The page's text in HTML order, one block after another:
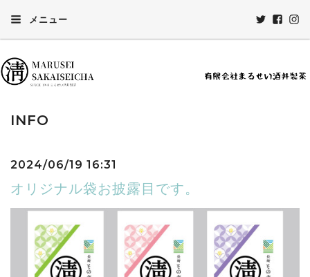
メニュー
INFO
2024/06/19 16:31
オリジナル袋お披露目です。